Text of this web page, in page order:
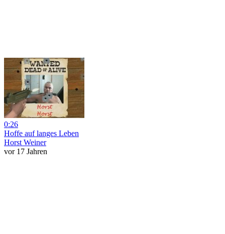
0:26
Hoffe auf langes Leben
Horst Weiner
vor 17 Jahren